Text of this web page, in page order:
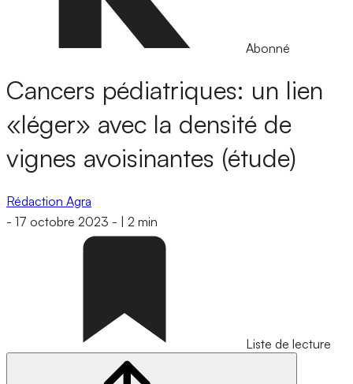
Abonné
Cancers pédiatriques: un lien
«léger» avec la densité de
vignes avoisinantes (étude)
Rédaction Agra
- 17 octobre 2023 - 2 min
Liste de lecture